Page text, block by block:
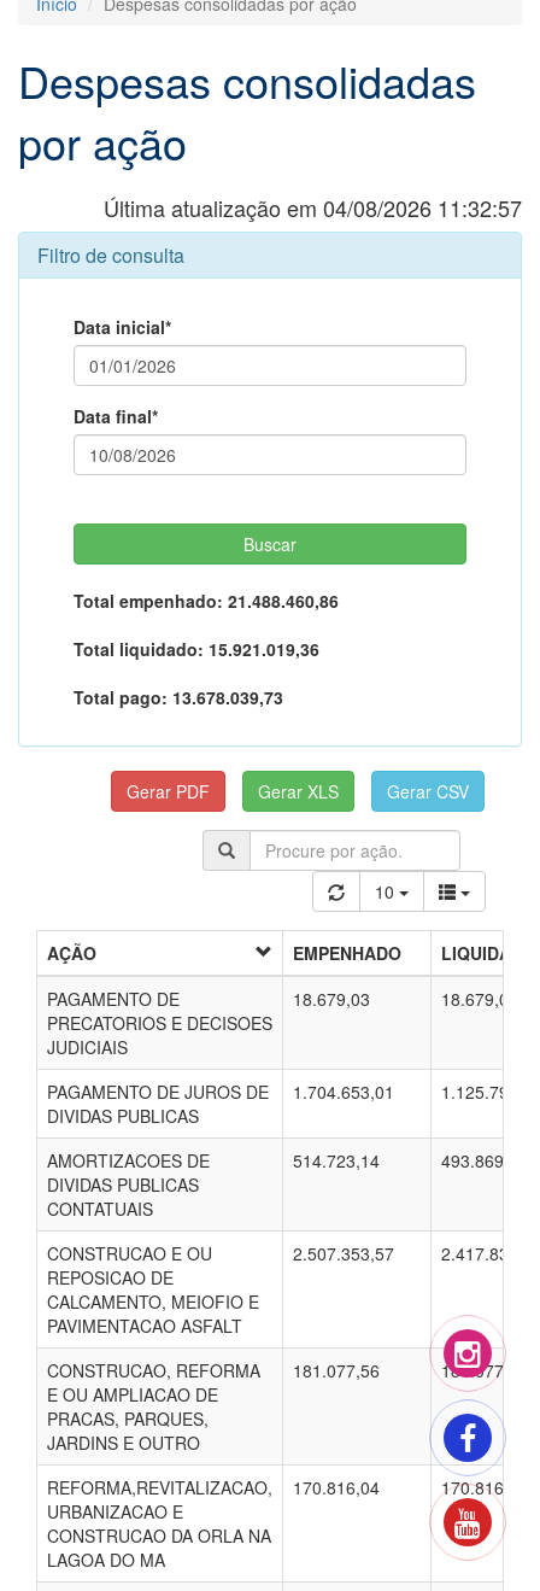
Despesas consolidadas
por ação
Última atualização em 04/08/2026 11:32:57
Filtro de consulta
Data inicial*
Data final*
Total empenhado: 21.488.460,86
Total liquidado: 15.921.019,36
Total pago: 13.678.039,73
10
AÇÃO EMPENHADO
LIQUIDADO
PAGAMENTO DE
PRECATORIOS E DECISOES
JUDICIAIS
18.679,03 18.679,03
PAGAMENTO DE JUROS DE
DIVIDAS PUBLICAS
1.704.653,01
AMORTIZACOES DE
DIVIDAS PUBLICAS
CONTATUAIS
514.723,14 493.869,87
CONSTRUCAO E OU
REPOSICAO DE
CALCAMENTO, MEIOFIO E
PAVIMENTACAO ASFALT
2.507.353,57
CONSTRUCAO, REFORMA
E OU AMPLIACAO DE
PRACAS, PARQUES,
JARDINS E OUTRO
181.077,56 181.077,56
REFORMA,REVITALIZACAO,
URBANIZACAO E
CONSTRUCAO DA ORLA NA
LAGOA DO MA
170.816,04 170.816,04